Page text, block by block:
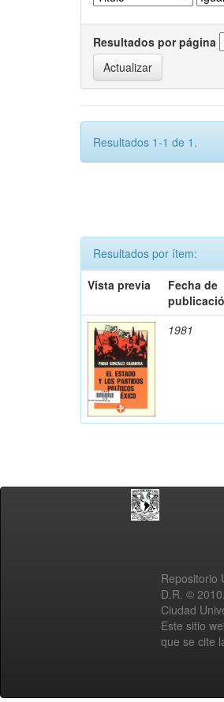
Resultados por página
Resultados 1-1 de 1.
Resultados por ítem:
Vista previa
Fecha de
1981
Repositorio
D.R. ©
Ciudad
Este sitio
que se cite